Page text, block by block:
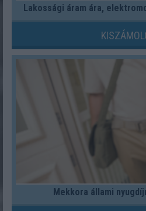
Lakossági áram ára,
Mekkora állami